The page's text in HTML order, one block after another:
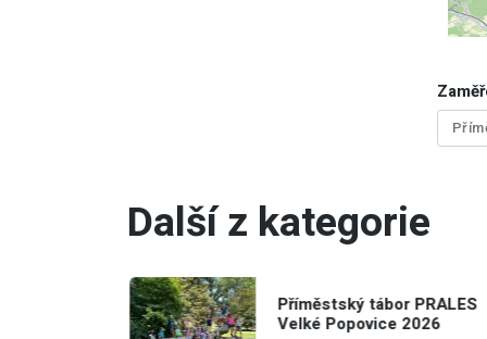
Další z kategorie
Příměstský tábor PRALES
Velké Popovice 2026